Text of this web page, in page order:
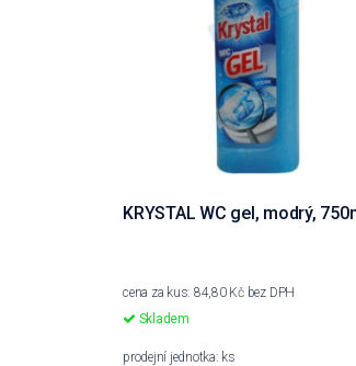
KRYSTAL WC gel, modrý,
cena za kus: 84,80 Kč bez DPH
Skladem
prodejní jednotka: ks